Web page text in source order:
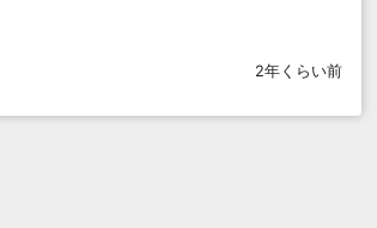
2年くらい前